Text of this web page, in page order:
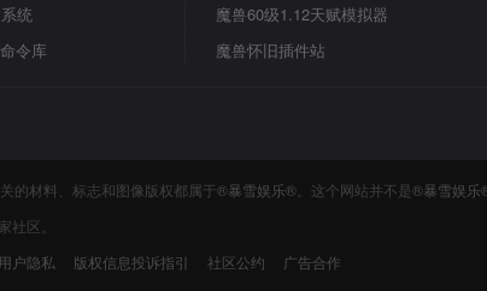
统
令库
魔兽60级1.12天赋模拟器
魔兽怀旧插件站
的材料、标志和图像版权都属于®暴雪娱乐®。这个网站并不是®暴雪娱乐
区。
用户隐私 版权信息投诉指引 社区公约 广告合作